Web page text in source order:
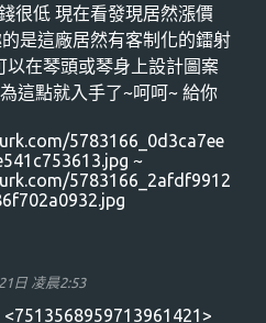
很低 現在看發現居然漲價
的是這廠居然有客制化的鐳射
以在琴頭或琴身上設計圖案
這點就入手了~呵呵~ 給你
5783166_0d3ca7ee
~
5783166_2afdf9912
日 凌晨2:53
<7513568959713961421>